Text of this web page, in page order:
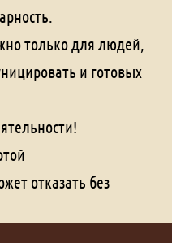
только для людей,
и готовых
отказать без